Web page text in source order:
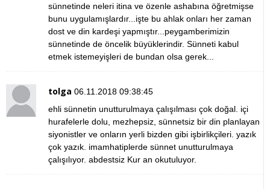
sünnetinde neleri itina ve özenle ashabına öğretmişse
bunu uygulamışlardır...işte bu ahlak onları her zaman
dost ve din kardeşi yapmıştır...peygamberimizin
sünnetinde de öncelik büyüklerindir. Sünneti kabul
etmek istemeyişleri de bundan olsa gerek...
tolga 06.11.2018 09:38:45
ehli sünnetin unutturulmaya çalışılması çok doğal. içi
hurafelerle dolu, mezhepsiz, sünnetsiz bir din planlayan
siyonistler ve onların yerli bizden gibi işbirlikçileri. yazık
çok yazık. imamhatiplerde sünnet unutturulmaya
çalışılıyor. abdestsiz Kur an okutuluyor.